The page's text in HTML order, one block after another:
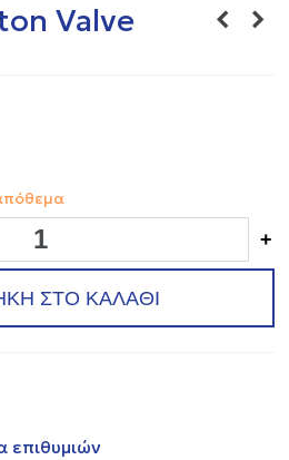
Valve
+
ΣΤΟ ΚΑΛΑΘΙ
επιθυμιών